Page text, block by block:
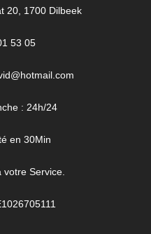
20, 1700 Dilbeek
53 05
: 24h/24
en 30Min
votre Service.